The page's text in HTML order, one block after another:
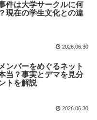
件は大学サークルに何
現在の学生文化との違
2026.06.30
ンバーをめぐるネット
当？事実とデマを見分
トを解説
2026.06.30